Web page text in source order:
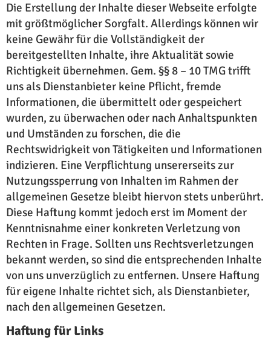
Die Erstellung der Inhalte dieser Webseite erfolgte
mit größtmöglicher Sorgfalt. Allerdings können wir
keine Gewähr für die Vollständigkeit der
bereitgestellten Inhalte, ihre Aktualität sowie
Richtigkeit übernehmen. Gem. §§ 8 – 10 TMG trifft
uns als Dienstanbieter keine Pflicht, fremde
Informationen, die übermittelt oder gespeichert
wurden, zu überwachen oder nach Anhaltspunkten
und Umständen zu forschen, die die
Rechtswidrigkeit von Tätigkeiten und Informationen
indizieren. Eine Verpflichtung unsererseits zur
Nutzungssperrung von Inhalten im Rahmen der
allgemeinen Gesetze bleibt hiervon stets unberührt.
Diese Haftung kommt jedoch erst im Moment der
Kenntnis­nahme einer konkreten Verletzung von
Rechten in Frage. Sollten uns Rechtsverletzungen
bekannt werden, so sind die entsprechenden Inhalte
von uns unverzüglich zu entfernen. Unsere Haftung
für eigene Inhalte richtet sich, als Dienstanbieter,
nach den allgemeinen Gesetzen.
Haftung für Links